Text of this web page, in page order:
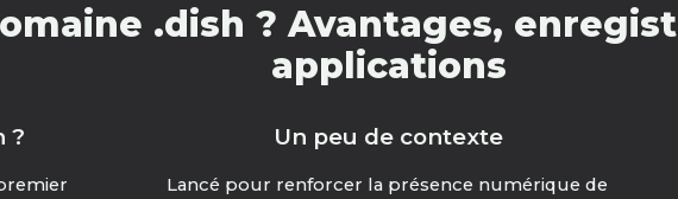
.dish ? Avantages,
applications
? Un peu de contexte
Lancé pour renforcer la présence numérique de